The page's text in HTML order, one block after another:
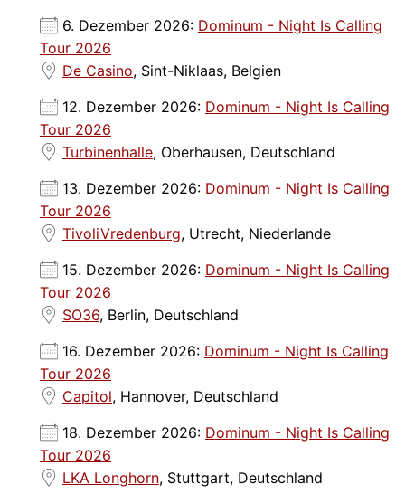
6. Dezember 2026: Dominum - Night Is Calling
Tour 2026
De Casino, Sint-Niklaas, Belgien
12. Dezember 2026: Dominum - Night Is Calling
Tour 2026
Turbinenhalle, Oberhausen, Deutschland
13. Dezember 2026: Dominum - Night Is Calling
Tour 2026
TivoliVredenburg, Utrecht, Niederlande
15. Dezember 2026: Dominum - Night Is Calling
Tour 2026
SO36, Berlin, Deutschland
16. Dezember 2026: Dominum - Night Is Calling
Tour 2026
Capitol, Hannover, Deutschland
18. Dezember 2026: Dominum - Night Is Calling
Tour 2026
LKA Longhorn, Stuttgart, Deutschland